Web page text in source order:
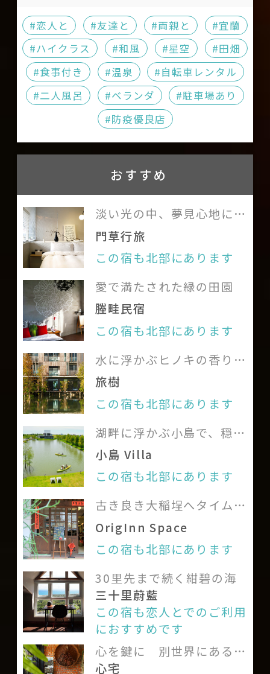
済み金額の20%をご返金しま
す。
当日のキャンセル、または事
前のご連絡がなかった場合、
お支払い済みの料金は返還い
たしかねます。
天災（地震、台風など）等によ
り、宿泊施設の所在地自治体より、
出勤通学停止令が出された場合、
銀行振り込みにてお支払い済み料
金を全額ご返還します
記載されている客室タイプと価格
ームページをご確認ください。ご
予約の前に直接宿泊施設に価格な
どをお問い合わせすることをお勧
めします。
チェックインの際に身分証または
パスポートなど身分を証明できる
物をご持参ください。
貴重品類はご自身にて保管してくだ
さい。宿泊施設は一切の保管責任
を負いません。
使わない電灯や電気機器は消してく
室内は全面禁煙です。おたばこは屋
外にてお願いいたします。
違法ドラッグ、泥酔、賭博、大声
を出す、ケンカ、爆竹及び如何なる
違法行為は禁止しております。万一
違法行為を確認した場合、直ちに
退居していただき、損害賠償の請
求、通報を致します。
さい。
火車（電車）礁溪駅，1.2キ
ロ；時刻表と乗車券の料金に
つきましては台灣鐵路管理局
をご参照ください。
礁溪轉運站，1.6キロ；時刻
表と乗車券の料金につきまし
國光客運 、 首都客運
い。
礁溪車站バス停，1.2キロ；
時刻表と乗車券の料金につき
ましては
首都客運
、
葛瑪蘭客運をご参照くださ
い。
礁溪火車站からタクシーのご
利用をお勧めします。約5分、
料金は約130元（時間と料金
は参考）
#恋人と #友達と #両親と
#宜蘭
#ハイクラス
#和風 #星空
#田畑
#食事付き
#温泉
#自転車レンタル
#二人風呂
#ベランダ
#駐車場あり
#防疫優良店
おすすめ
淡い光の中、夢見心地にゆ
っくりと息をつく
門草行旅
この宿も北部にあります
愛で満たされた緑の田園
塍畦民宿
この宿も北部にあります
水に浮かぶヒノキの香り高
い宿
旅樹
この宿も北部にあります
湖畔に浮かぶ小島で、穏や
かな一夜と絶品シーフード
を
小島 Villa
この宿も北部にあります
古き良き大稲埕へタイムス
リップ
OrigInn Space
この宿も北部にあります
30里先まで続く紺碧の海
三十里蔚藍
この宿も恋人とでのご利用
におすすめです
心を鍵に 別世界にある優
雅な家のドアを開ける
心宅